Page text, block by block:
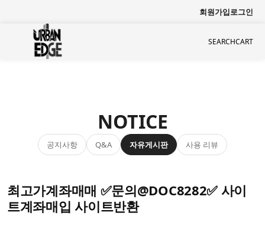
회원가입로그인
SEARCHCART
NOTICE
공지사항 Q&A 자유게시판 사용 리뷰
최고가계좌매매 ✅문의@DOC8282✅ 사이
트계좌매입 사이트반환